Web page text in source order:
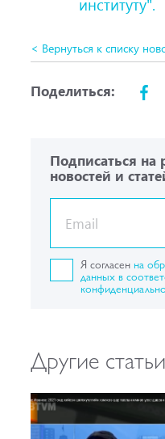
институту".
< Вернуться к списку
Поделиться:
Подписаться на
новостей и
Я согласен на
данных в
Другие статьи